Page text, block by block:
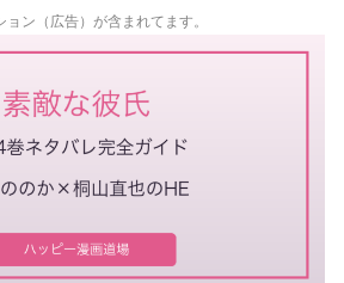
ン（広告）が含まれてます。